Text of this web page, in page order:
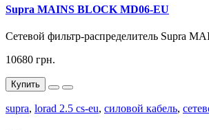
Supra MAINS BLOCK MD06-EU
Сетевой фильтр-распределитель Supra
10680 грн.
Купить
supra, lorad 2.5 cs-eu, силовой кабель,